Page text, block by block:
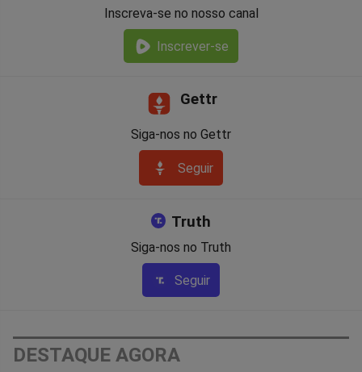
Inscreva-se no nosso canal
Inscrever-se
Gettr
Siga-nos no Gettr
Seguir
Truth
Siga-nos no Truth
Seguir
DESTAQUE AGORA